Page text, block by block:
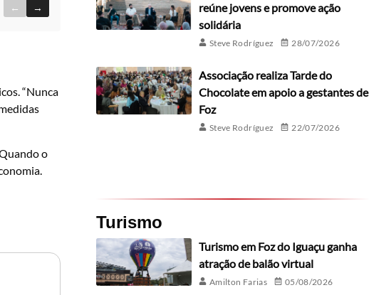
← →
“Nunca
o
reúne jovens e promove ação
solidária
Steve Rodríguez 28/07/2026
Associação realiza Tarde do
Chocolate em apoio a gestantes de
Foz
Steve Rodríguez 22/07/2026
Turismo
Turismo em Foz do Iguaçu ganha
atração de balão virtual
Amilton Farias 05/08/2026